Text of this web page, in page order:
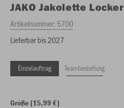
JAKO Jakolette Locker
Artikelnummer: 5700
Lieferbar bis 2027
Einzelauftrag Teambestellung
Größe (15,99 €)